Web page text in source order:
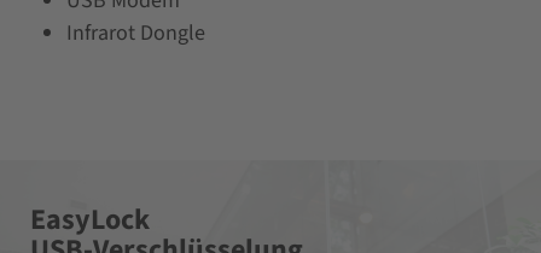
Infrarot Dongle
EasyLock